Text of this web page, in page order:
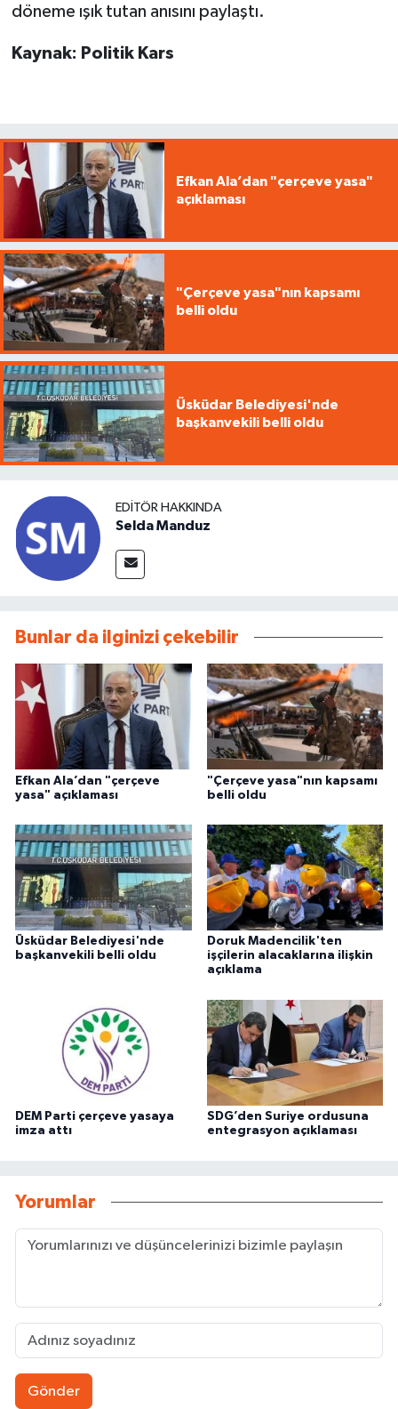
döneme ışık tutan anısını paylaştı.
Kaynak: Politik Kars
Efkan Ala’dan "çerçeve yasa"
açıklaması
"Çerçeve yasa"nın kapsamı
belli oldu
Üsküdar Belediyesi'nde
başkanvekili belli oldu
EDITÖR HAKKINDA
Selda Manduz
Bunlar da ilginizi çekebilir
Efkan Ala’dan "çerçeve
yasa" açıklaması
"Çerçeve yasa"nın kapsamı
belli oldu
Üsküdar Belediyesi'nde
başkanvekili belli oldu
Doruk Madencilik'ten
işçilerin alacaklarına ilişkin
açıklama
DEM Parti çerçeve yasaya
imza attı
SDG’den Suriye ordusuna
entegrasyon açıklaması
Yorumlar
Gönder